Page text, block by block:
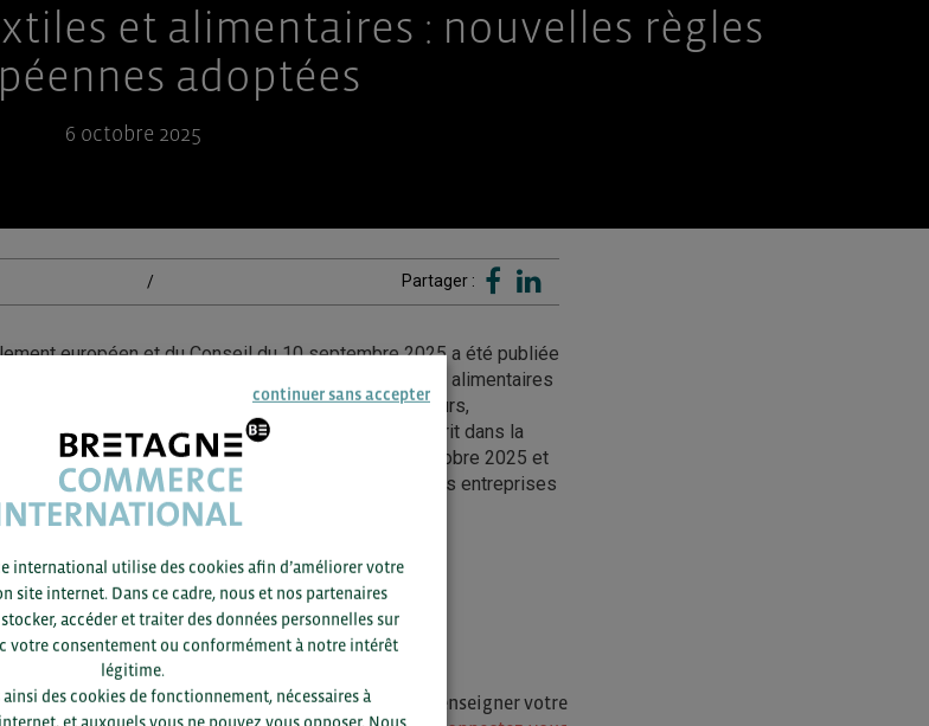
et alimentaires : nouvelles règles
adoptées
6 octobre 2025
/ Partager :
européen et du Conseil du 10 septembre 2025 a été publiée
Ce texte visant à réduire les déchets textiles et alimentaires
aux producteurs, importateurs et distributeurs,
et de transparence sur les invendus. Il s’inscrit dans la
Le règlement entrera en application le 16 octobre 2025 et
mois pour le transposer dans leur droit national. Les entreprises
à anticiper ces nouvelles exigences.
Pour voir les contacts, merci de renseigner votre
continuer sans accepter
international utilise des cookies afin d’améliorer votre
site internet. Dans ce cadre, nous et nos partenaires
accéder et traiter des données personnelles sur
votre consentement ou conformément à notre intérêt
légitime.
des cookies de fonctionnement, nécessaires à